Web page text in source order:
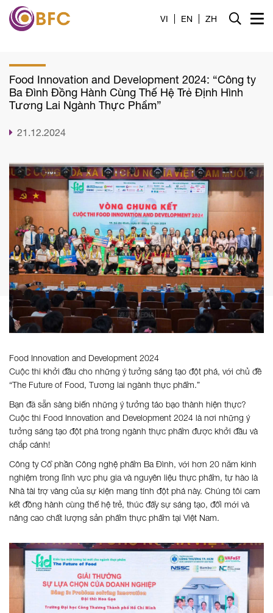
Trang chủ
Dịch vụ
Tin tức
Tuyển dụng
Công cụ
VI EN ZH
Food Innovation and Development 2024: “Công ty
Ba Đình Đồng Hành Cùng Thế Hệ Trẻ Định Hình
Tương Lai Ngành Thực Phẩm”
21.12.2024
Food Innovation and Development 2024
Cuộc thi khởi đầu cho những ý tưởng sáng tạo đột phá, với chủ đề
“The Future of Food, Tương lai ngành thực phẩm.”
Bạn đã sẵn sàng biến những ý tưởng táo bạo thành hiện thực?
Cuộc thi Food Innovation and Development 2024 là nơi những ý
tưởng sáng tạo đột phá trong ngành thực phẩm được khởi đầu và
chắp cánh!
Công ty Cổ phần Công nghệ phẩm Ba Đình, với hơn 20 năm kinh
nghiệm trong lĩnh vực phụ gia và nguyên liệu thực phẩm, tự hào là
Nhà tài trợ vàng của sự kiện mang tính đột phá này. Chúng tôi cam
kết đồng hành cùng thế hệ trẻ, thúc đẩy sự sáng tạo, đổi mới và
nâng cao chất lượng sản phẩm thực phẩm tại Việt Nam.